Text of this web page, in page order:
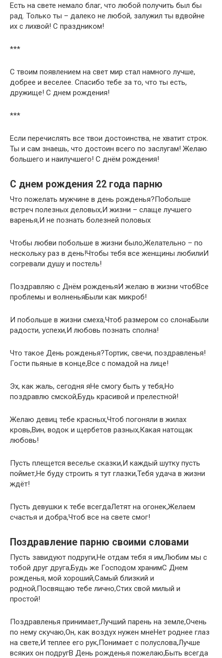
Есть на свете немало благ, что любой получить был бы
рад. Только ты – далеко не любой, залужил ты вдвойне
их с лихвой! С праздником!
***
С твоим появлением на свет мир стал намного лучше,
добрее и веселее. Спасибо тебе за то, что ты есть,
дружище! С днем рождения!
***
Если перечислять все твои достоинства, не хватит строк.
Ты и сам знаешь, что достоин всего по заслугам! Желаю
большего и наилучшего! С днём рождения!
С днем рождения 22 года парню
Что пожелать мужчине в день рожденья?Побольше
встреч полезных деловых,И жизни – слаще лучшего
варенья,И не познать болезней половых
Чтобы любви побольше в жизни было,Желательно – по
нескольку раз в день!Чтобы тебя все женщины любилиИ
согревали душу и постель!
Поздравляю с Днём рожденьяИ желаю в жизни чтобВсе
проблемы и волненьяБыли как микроб!
И побольше в жизни смеха,Чтоб размером со слонаБыли
радости, успехи,И любовь познать сполна!
Что такое День рожденья?Тортик, свечи, поздравленья!
Гости пьяные в конце,Все с помадой на лице!
Эх, как жаль, сегодня яНе смогу быть у тебя,Но
поздравлю смской,Будь красивой и прелестной!
Желаю девиц тебе красных,Чтоб погоняли в жилах
кровь,Вин, водок и щербетов разных,Какая натощак
любовь!
Пусть плещется веселье сказки,И каждый шутку пусть
поймет,Не буду строить я тут глазки,Тебя удача в жизни
ждёт!
Пусть девушки к тебе всегдаЛетят на огонек,Желаем
счастья и добра,Чтоб все на свете смог!
Поздравление парню своими словами
Пусть завидуют подруги,Не отдам тебя я им,Любим мы с
тобой друг друга,Будь же Господом хранимС Днем
рожденья, мой хороший,Самый близкий и
родной,Посвящаю тебе лично,Стих свой милый и
простой!
Поздравленья принимает,Лучший парень на земле,Очень
по нему скучаю,Он, как воздух нужен мнеНет роднее глаз
на свете,И теплее его рук,Понимает с полуслова,Лучше
всяких он подругВ День рожденья пожелаю,Быть всегда